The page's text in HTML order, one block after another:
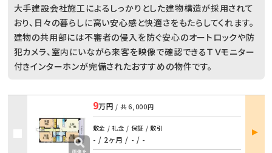
大手建設会社施工によるしっかりとした建物構造が採用されて
おり、日々の暮らしに高い安心感と快適さをもたらしてくれます。
建物の共用部には不審者の侵入を防ぐ安心のオートロックや防
犯カメラ、室内にいながら来客を映像で確認できるＴＶモニター
付きインターホンが完備されたおすすめの物件です。
9万円 / 共6,000円
敷金 / 礼金 / 保証 / 敷引
- / 2ヶ月 / - / -
部屋
詳細